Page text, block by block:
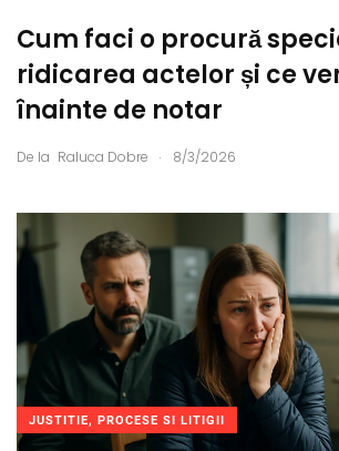
Cum faci o procură
ridicarea actelor și ce
înainte de notar
De la Raluca Dobre . 8/3/2026
JUSTITIE, PROCESE SI LITIGII